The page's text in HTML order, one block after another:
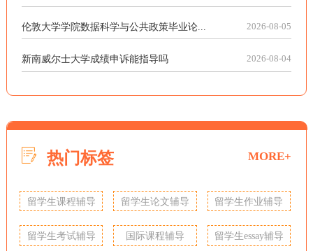
伦敦大学学院数据科学与公共政策毕业论... 2026-08-05
新南威尔士大学成绩申诉能指导吗 2026-08-04
热门标签 MORE+
留学生课程辅导 留学生论文辅导 留学生作业辅导
留学生考试辅导 国际课程辅导 留学生essay辅导